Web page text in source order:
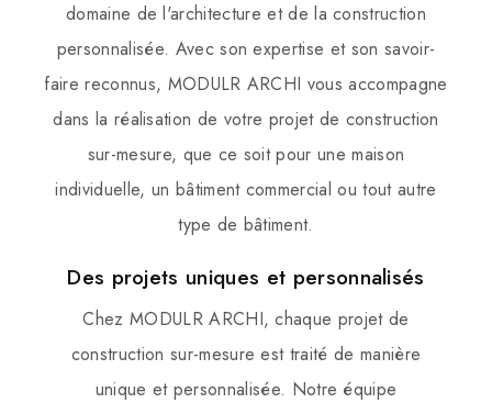
domaine de l'architecture et de la construction
personnalisée. Avec son expertise et son savoir-
faire reconnus, MODULR ARCHI vous accompagne
dans la réalisation de votre projet de construction
sur-mesure, que ce soit pour une maison
individuelle, un bâtiment commercial ou tout autre
type de bâtiment.
Des projets uniques et personnalisés
Chez MODULR ARCHI, chaque projet de
construction sur-mesure est traité de manière
unique et personnalisée. Notre équipe